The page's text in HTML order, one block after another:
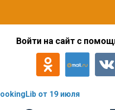
Войти на сайт с
от 19 июля